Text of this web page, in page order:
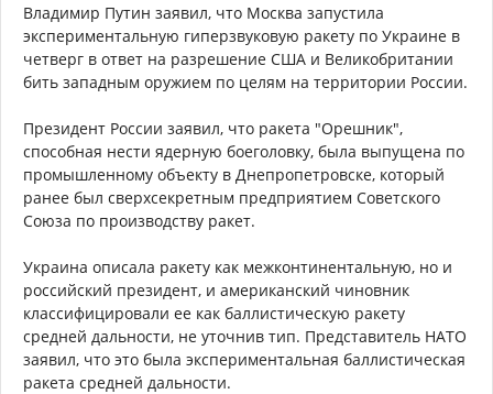
Владимир Путин заявил, что Москва запустила
экспериментальную гиперзвуковую ракету по Украине в
четверг в ответ на разрешение США и Великобритании
бить западным оружием по целям на территории России.
Президент России заявил, что ракета "Орешник",
способная нести ядерную боеголовку, была выпущена по
промышленному объекту в Днепропетровске, который
ранее был сверхсекретным предприятием Советского
Союза по производству ракет.
Украина описала ракету как межконтинентальную, но и
российский президент, и американский чиновник
классифицировали ее как баллистическую ракету
средней дальности, не уточнив тип. Представитель НАТО
заявил, что это была экспериментальная баллистическая
ракета средней дальности.